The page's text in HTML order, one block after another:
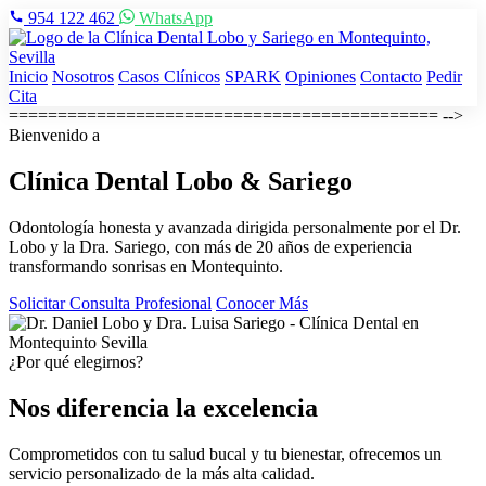
954 122 462 WhatsApp
Inicio Nosotros Casos Clínicos SPARK Opiniones Contacto Pedir
Cita
============================================ -->
Bienvenido a
Clínica Dental Lobo & Sariego
Odontología honesta y avanzada dirigida personalmente por el Dr.
Lobo y la Dra. Sariego, con más de 20 años de experiencia
transformando sonrisas en Montequinto.
Solicitar Consulta Profesional Conocer Más
¿Por qué elegirnos?
Nos diferencia la excelencia
Comprometidos con tu salud bucal y tu bienestar, ofrecemos un
servicio personalizado de la más alta calidad.